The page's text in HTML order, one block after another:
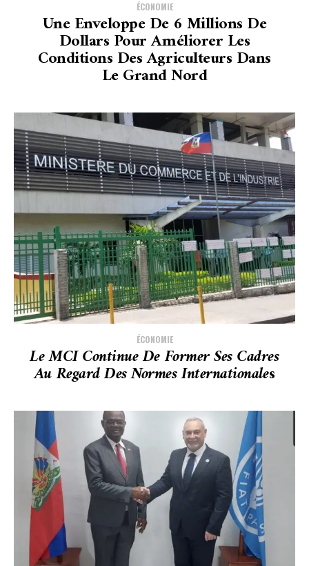
ÉCONOMIE
Une Enveloppe De 6 Millions De
Dollars Pour Améliorer Les
Conditions Des Agriculteurs Dans
Le Grand Nord
ÉCONOMIE
Le MCI Continue De Former Ses Cadres
Au Regard Des Normes InternationaleS